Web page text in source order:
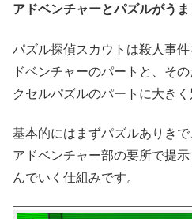
アドベンチャーとパズルがう
パズル探偵スカウトは殺人事
ドベンチャーのパートと、そ
クセルパズルのパートに大きく
基本的にはまずパズルありき
アドベンチャー部の要所で提
んでいく仕組みです。